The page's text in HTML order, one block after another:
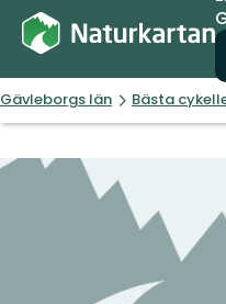
Gävleborgs län Bästa